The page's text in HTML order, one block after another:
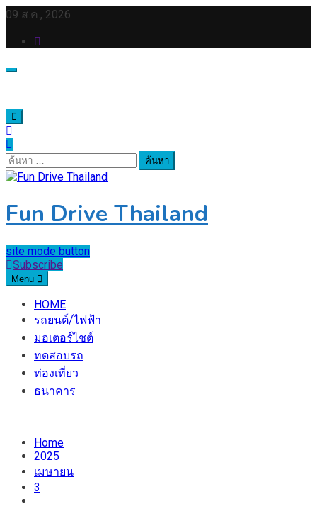
Skip
content
09 ส.ค., 2026
ค้นหา
สำหรับ:
Fun Drive Thailand
site mode button
Subscribe
Menu
HOME
รถยนต์/ไฟฟ้า
มอเตอร์ไชต์
ทดสอบรถ
ท่องเที่ยว
ธนาคาร
Home
2025
เมษายน
3